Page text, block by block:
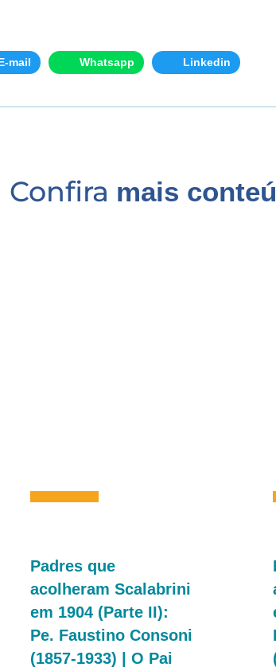
mail Whatsapp Linkedin
Confira mais
Padres que
acolheram Scalabrini
em 1904 (Parte II):
Pe. Faustino Consoni
(1857-1933) | O Pai